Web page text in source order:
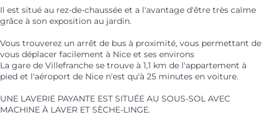
Il est situé au rez-de-chaussée et a l'avantage d'être très calme
grâce à son exposition au jardin.
Vous trouverez un arrêt de bus à proximité, vous permettant de
vous déplacer facilement à Nice et ses environs
La gare de Villefranche se trouve à 1,1 km de l'appartement à
pied et l'aéroport de Nice n'est qu'à 25 minutes en voiture.
UNE LAVERIE PAYANTE EST SITUÉE AU SOUS-SOL AVEC
MACHINE À LAVER ET SÈCHE-LINGE.